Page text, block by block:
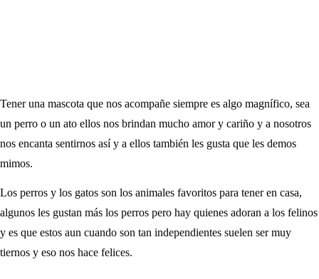
Tener una mascota que nos acompañe siempre es algo magnífico, sea
un perro o un ato ellos nos brindan mucho amor y cariño y a nosotros
nos encanta sentirnos así y a ellos también les gusta que les demos
mimos.
Los perros y los gatos son los animales favoritos para tener en casa,
algunos les gustan más los perros pero hay quienes adoran a los felinos
y es que estos aun cuando son tan independientes suelen ser muy
tiernos y eso nos hace felices.